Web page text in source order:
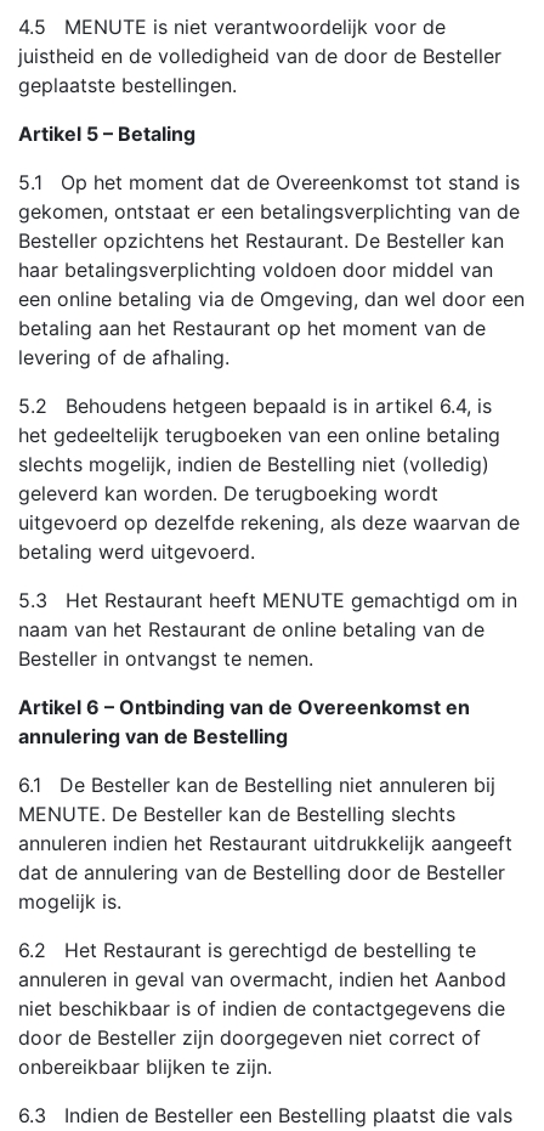
4.5 MENUTE is niet verantwoordelijk voor de
juistheid en de volledigheid van de door de Besteller
geplaatste bestellingen.
Artikel 5 – Betaling
5.1 Op het moment dat de Overeenkomst tot stand is
gekomen, ontstaat er een betalingsverplichting van de
Besteller opzichtens het Restaurant. De Besteller kan
haar betalingsverplichting voldoen door middel van
een online betaling via de Omgeving, dan wel door een
betaling aan het Restaurant op het moment van de
levering of de afhaling.
5.2 Behoudens hetgeen bepaald is in artikel 6.4, is
het gedeeltelijk terugboeken van een online betaling
slechts mogelijk, indien de Bestelling niet (volledig)
geleverd kan worden. De terugboeking wordt
uitgevoerd op dezelfde rekening, als deze waarvan de
betaling werd uitgevoerd.
5.3 Het Restaurant heeft MENUTE gemachtigd om in
naam van het Restaurant de online betaling van de
Besteller in ontvangst te nemen.
Artikel 6 – Ontbinding van de Overeenkomst en
annulering van de Bestelling
6.1 De Besteller kan de Bestelling niet annuleren bij
MENUTE. De Besteller kan de Bestelling slechts
annuleren indien het Restaurant uitdrukkelijk aangeeft
dat de annulering van de Bestelling door de Besteller
mogelijk is.
6.2 Het Restaurant is gerechtigd de bestelling te
annuleren in geval van overmacht, indien het Aanbod
niet beschikbaar is of indien de contactgegevens die
door de Besteller zijn doorgegeven niet correct of
onbereikbaar blijken te zijn.
6.3 Indien de Besteller een Bestelling plaatst die vals